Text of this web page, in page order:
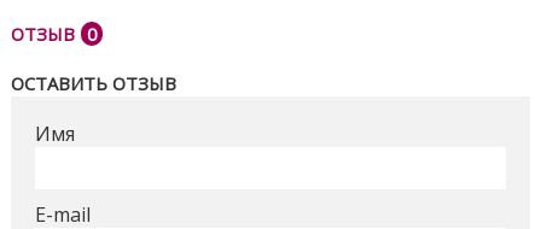
позволяет наблюдать за ребенком. Стиль коляски
дополнительного обслуживания современные
легко монтируемые колеса
ОТЗЫВ 0
ОСТАВИТЬ ОТЗЫВ
Имя
E-mail